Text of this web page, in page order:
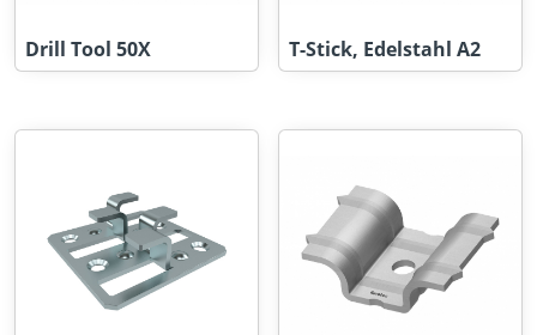
Drill Tool 50X T-Stick, Edelstahl A2